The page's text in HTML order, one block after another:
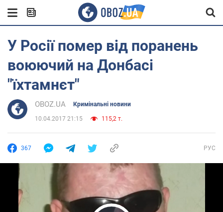
У Росії помер від поранень
воюючий на Донбасі
"їхтамнєт"
OBOZ.UA Кримінальні новини
10.04.2017 21:15 115,2 т.
367 РУС